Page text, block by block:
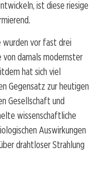
ist diese riesige
wurden vor fast drei
von damals modernster
hat sich viel
Gegensatz zur heutigen
Gesellschaft und
wissenschaftliche
Auswirkungen
drahtloser Strahlung